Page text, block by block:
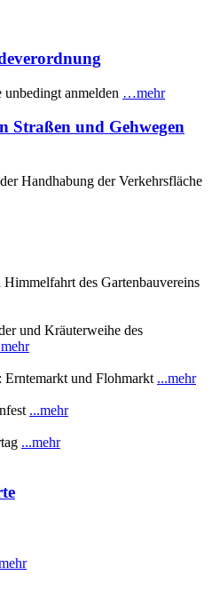
anmelden …mehr
Straßen und Gehwegen
Handhabung der Verkehrsfläche
des Gartenbauvereins
und Kräuterweihe des
Erntemarkt und Flohmarkt ...mehr
...mehr
...mehr